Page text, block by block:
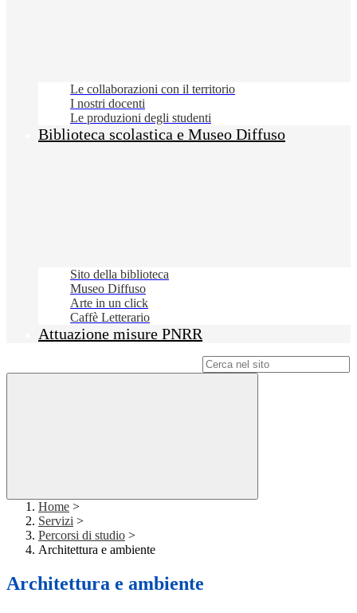
Le collaborazioni con il territorio
I nostri docenti
Le produzioni degli studenti
Biblioteca scolastica e Museo Diffuso
Sito della biblioteca
Museo Diffuso
Arte in un click
Caffè Letterario
Attuazione misure PNRR
Home >
Servizi >
Percorsi di studio >
Architettura e ambiente
Architettura e ambiente